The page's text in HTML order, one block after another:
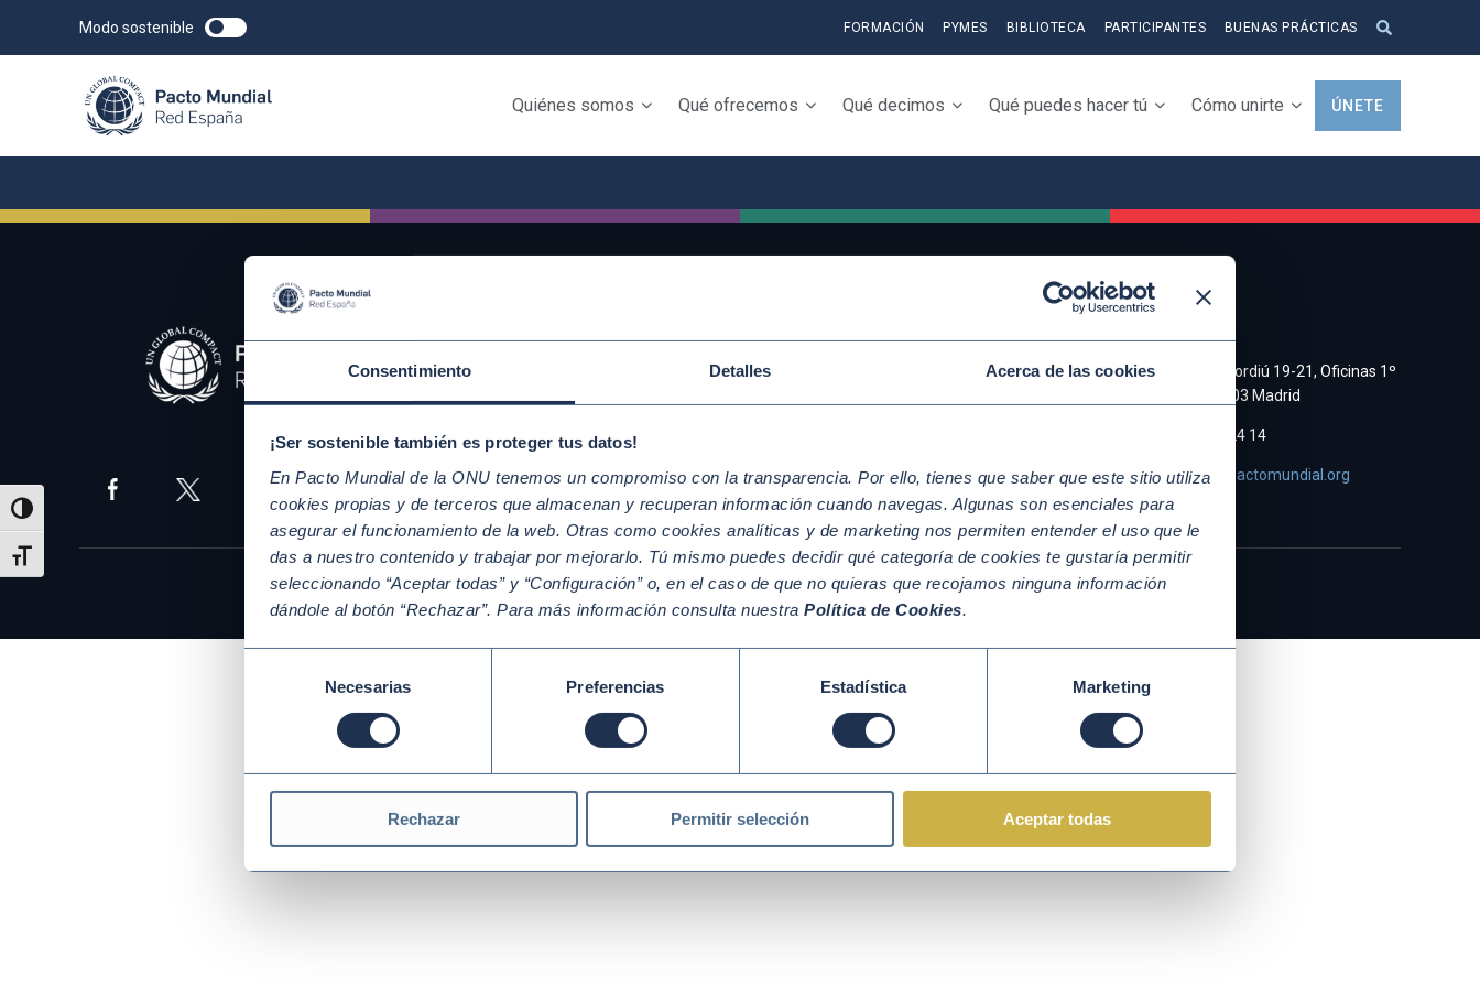
Consentimiento Detalles Acerca de las cookies
¡Ser sostenible también es proteger tus datos!
En Pacto Mundial de la ONU tenemos un compromiso con la transparencia. Por ello, tienes que saber que este sitio utiliza
cookies propias y de terceros que almacenan y recuperan información cuando navegas. Algunas son esenciales para
asegurar el funcionamiento de la web. Otras como cookies analíticas y de marketing nos permiten entender el uso que le
das a nuestro contenido y trabajar por mejorarlo. Tú mismo puedes decidir qué categoría de cookies te gustaría permitir
seleccionando “Aceptar todas” y “Configuración” o, en el caso de que no quieras que recojamos ninguna información
dándole al botón “Rechazar”. Para más información consulta nuestra Política de Cookies.
consentimiento
Necesarias Preferencias Estadística Marketing
Rechazar Permitir selección Aceptar todas
Alternar alto contraste
Alternar tamaño de letra
Modo sostenible FORMACIÓN PYMES BIBLIOTECA PARTICIPANTES BUENAS PRÁCTICAS
Quiénes somos Qué ofrecemos Qué decimos Qué puedes hacer tú Cómo unirte ÚNETE
Diez Principios del Pacto Mundial
Sostenible
Nuestros participantes
Progreso
C/ Cristobal Bordiú 19-21, Oficinas 1º
Derecha, 28003 Madrid
(+34)91 745 24 14
asociacion@pactomundial.org
Política de Cookies Política de Privacidad Aviso legal